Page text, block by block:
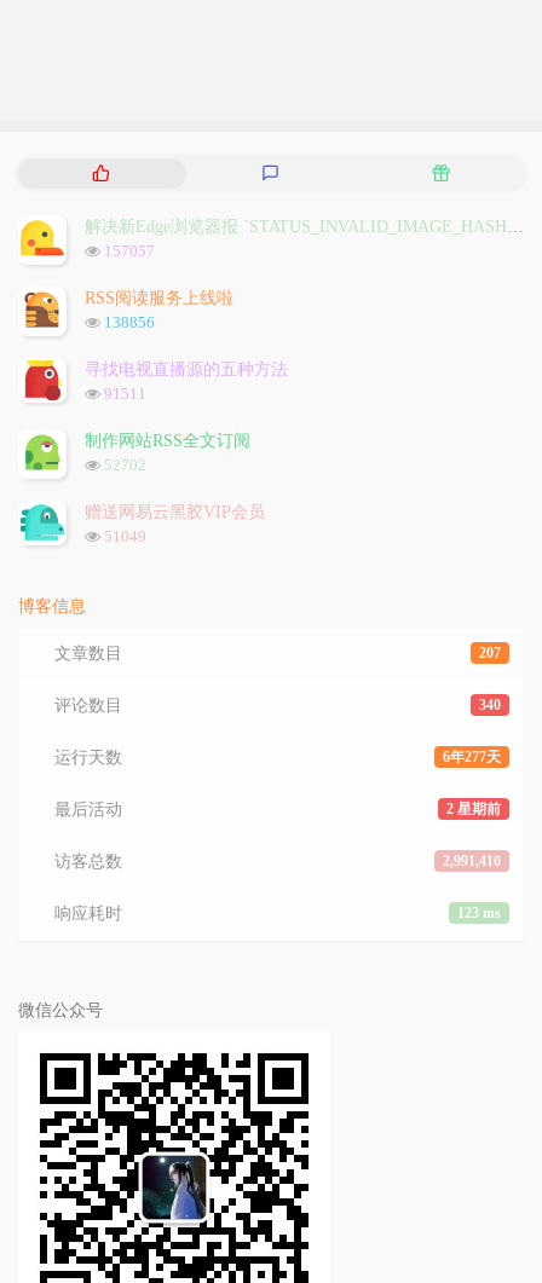
热
文
章
评
随
文
解决新Edge浏览器报 `STATUS_INVALID_IMAGE_HASH` 问题
浏
次
数:
157057
RSS阅读服务上线啦
浏
次
数:
138856
寻找电视直播源的五种方法
浏
次
数:
91511
制作网站RSS全文订阅
浏
次
数:
52702
赠送网易云黑胶VIP会员
浏
51049
博客信息
207
文章数目
340
评论数目
6年277天
运行天数
2 星期前
最后活动
2,991,410
访客总数
123 ms
响应耗时
微信公众号